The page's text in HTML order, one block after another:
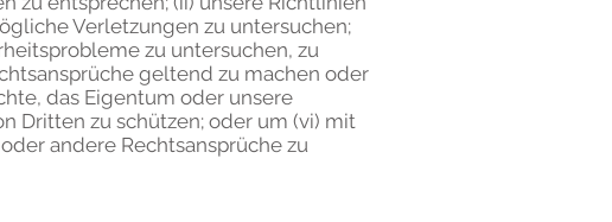
Verletzungen zu untersuchen;
zu untersuchen, zu
geltend zu machen oder
das Eigentum oder unsere
Dritten zu schützen; oder um (vi) mit
andere Rechtsansprüche zu